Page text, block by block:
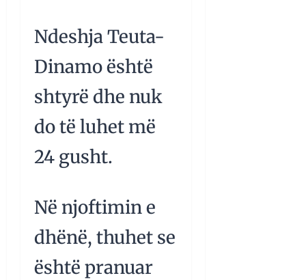
Ndeshja Teuta-
Dinamo është
shtyrë dhe nuk
do të luhet më
24 gusht.
Në njoftimin e
dhënë, thuhet se
është pranuar